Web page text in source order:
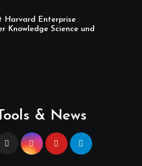
Harvard Enterprise
Knowledge Science und
& News